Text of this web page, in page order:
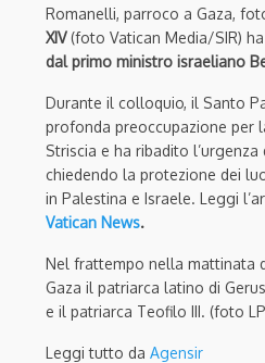
Romanelli, parroco a Gaza,
XIV(foto Vatican Media/SIR)
dal primo ministro israeliano
Durante il colloquio, il Santo
profonda preoccupazione per
Striscia e ha ribadito l’urgenza
chiedendo la protezione dei
in Palestina e Israele. Leggi
Vatican News.
Nel frattempo nella mattinata
Gaza il patriarca latino di
e il patriarca Teofilo III. (foto
Leggi tutto da Agensir